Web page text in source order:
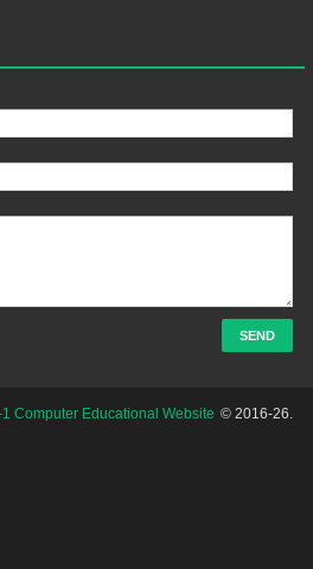
Computer Educational Website © 2016-26.